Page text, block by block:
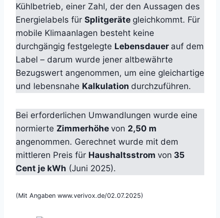
Kühlbetrieb, einer Zahl, der den Aussagen des
Energielabels für Splitgeräte gleichkommt. Für
mobile Klimaanlagen besteht keine
durchgängig festgelegte Lebensdauer auf dem
Label – darum wurde jener altbewährte
Bezugswert angenommen, um eine gleichartige
und lebensnahe Kalkulation durchzuführen.
Bei erforderlichen Umwandlungen wurde eine
normierte Zimmerhöhe von 2,50 m
angenommen. Gerechnet wurde mit dem
mittleren Preis für Haushaltsstrom von 35
Cent je kWh (Juni 2025).
(Mit Angaben www.verivox.de/02.07.2025)